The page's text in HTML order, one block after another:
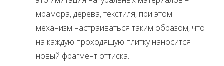
мрамора, дерева, текстиля, при этом
механизм настраиваться таким образом, что
на каждую проходящую плитку наносится
новый фрагмент оттиска.